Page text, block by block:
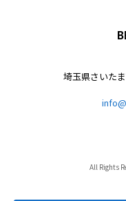
埼玉県さいた
All Rights